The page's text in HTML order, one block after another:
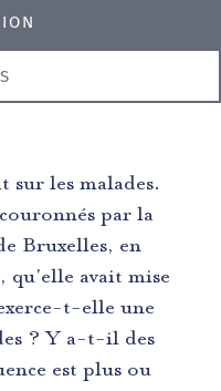
sur les malades.
par la
Bruxelles, en
qu'elle avait mise
t-elle une
? Y a-t-il des
est plus ou